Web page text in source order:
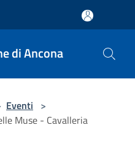
di Ancona
Eventi >
Muse - Cavalleria